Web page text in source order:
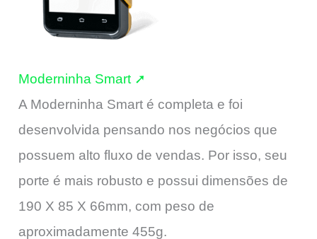
Moderninha Smart ➚
A Moderninha Smart é completa e foi
desenvolvida pensando nos negócios que
possuem alto fluxo de vendas. Por isso, seu
porte é mais robusto e possui dimensões de
190 X 85 X 66mm, com peso de
aproximadamente 455g.